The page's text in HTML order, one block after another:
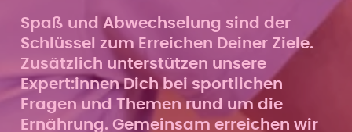
Spaß und Abwechselung sind der
Schlüssel zum Erreichen Deiner Ziele.
Zusätzlich unterstützen unsere
Expert:innen Dich bei sportlichen
Fragen und Themen rund um die
Ernährung. Gemeinsam erreichen wir